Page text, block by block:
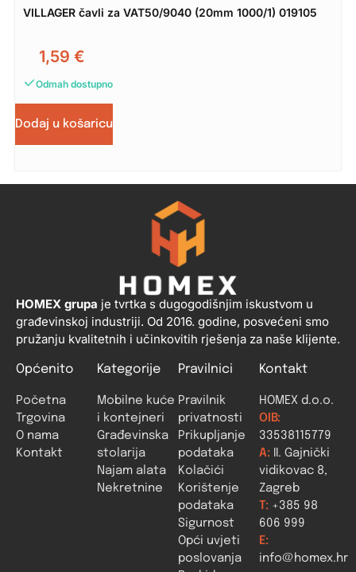
VILLAGER čavli za VAT50/9040 (20mm 1000/1) 019105
1,59 €
Odmah dostupno
Dodaj u košaricu
HOMEX grupa je tvrtka s dugogodišnjim iskustvom u
građevinskoj industriji. Od 2016. godine, posvećeni smo
pružanju kvalitetnih i učinkovitih rješenja za naše klijente.
Općenito
Početna
Trgovina
O nama
Kontakt
Kategorije
Mobilne kuće
i kontejneri
Građevinska
stolarija
Najam alata
Nekretnine
Pravilnici
Pravilnik
privatnosti
Prikupljanje
podataka
Kolačići
Korištenje
podataka
Sigurnost
Opći uvjeti
poslovanja
Kontakt
HOMEX d.o.o.
OIB:
33538115779
A: II. Gajnički
vidikovac 8,
Zagreb
T: +385 98
606 999
E:
info@homex.hr